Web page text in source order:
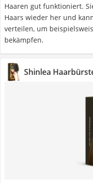
Haaren gut funktioniert.
Haars wieder her und
verteilen, um
bekämpfen.
Shinlea